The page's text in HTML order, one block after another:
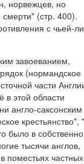
норвежцев, но
(стр. 400).
с чьей-
завоеванием,
(нормандское
части
этой области
англо-саксонским
было в собственно
тысячи англов,
частных